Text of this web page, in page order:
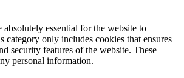
absolutely essential for the website to
category only includes cookies that ensures
security features of the website. These
personal information.